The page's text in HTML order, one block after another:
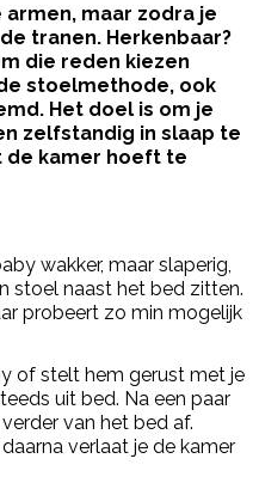
maar zodra je
tranen. Herkenbaar?
die reden kiezen
stoelmethode, ook
Het doel is om je
zelfstandig in slaap te
de kamer hoeft te
wakker, maar slaperig,
stoel naast het bed zitten.
probeert zo min mogelijk
of stelt hem gerust met je
uit bed. Na een paar
van het bed af.
verlaat je de kamer